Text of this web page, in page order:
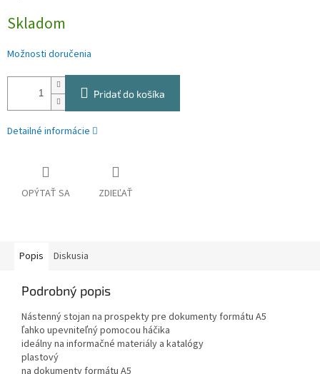
cena:
Skladom
Možnosti doručenia
Pridať do košíka
Detailné informácie
OPÝTAŤ SA ZDIEĽAŤ
Popis Diskusia
Podrobný popis
Nástenný stojan na prospekty pre dokumenty formátu A5
ľahko upevniteľný pomocou háčika
ideálny na informačné materiály a katalógy
plastový